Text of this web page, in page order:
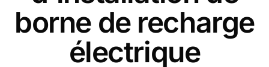
borne de recharge
électrique